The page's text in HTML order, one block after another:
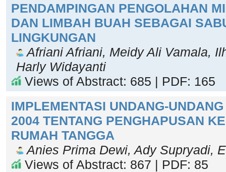
PENDAMPINGAN PENGOLAHAN
DAN LIMBAH BUAH SEBAGAI
LINGKUNGAN
Afriani Afriani, Meidy Ali Vamala,
Harly Widayanti
Views of Abstract: 685 | PDF: 165
IMPLEMENTASI UNDANG-
2004 TENTANG PENGHAPUSAN
RUMAH TANGGA
Anies Prima Dewi, Ady Supryadi,
Views of Abstract: 867 | PDF: 85